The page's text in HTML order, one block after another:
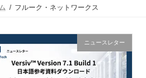
フルーク・ネットワークス
ニュースレター